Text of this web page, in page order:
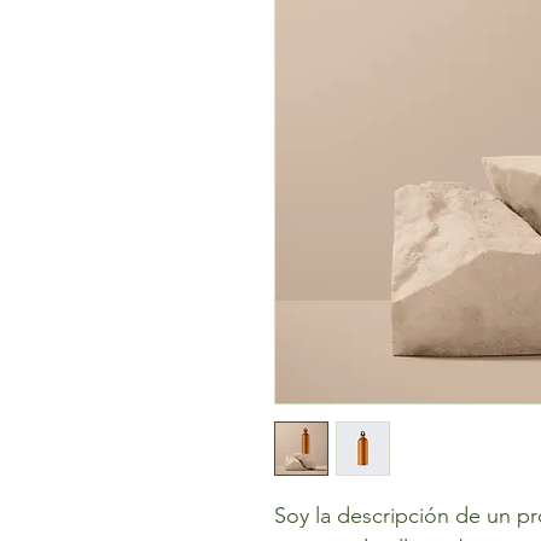
Soy la descripción de un